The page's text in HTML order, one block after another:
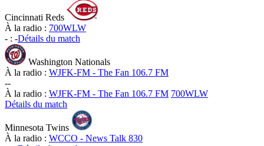
Cincinnati Reds
À la radio : 700WLW
- : -Détails du match
Washington Nationals
À la radio : WJFK-FM - The Fan 106.7 FM
--
À la radio : WJFK-FM - The Fan 106.7 FM 700WLW
Détails du match
Minnesota Twins
À la radio : WCCO - News Talk 830